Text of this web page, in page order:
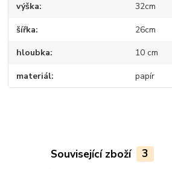
výška 32cm
šířka 26cm
hloubka 10 cm
materiál papír
Související zboží 3